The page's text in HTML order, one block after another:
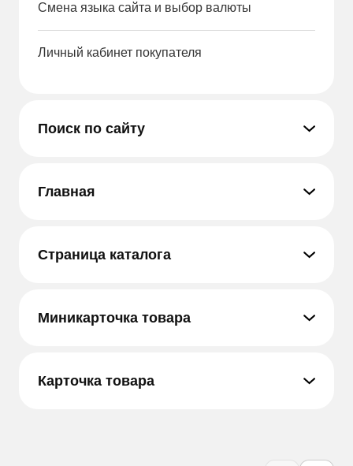
Смена языка сайта и выбор валюты
Личный кабинет покупателя
Поиск по сайту
Главная
Страница каталога
Миникарточка товара
Карточка товара